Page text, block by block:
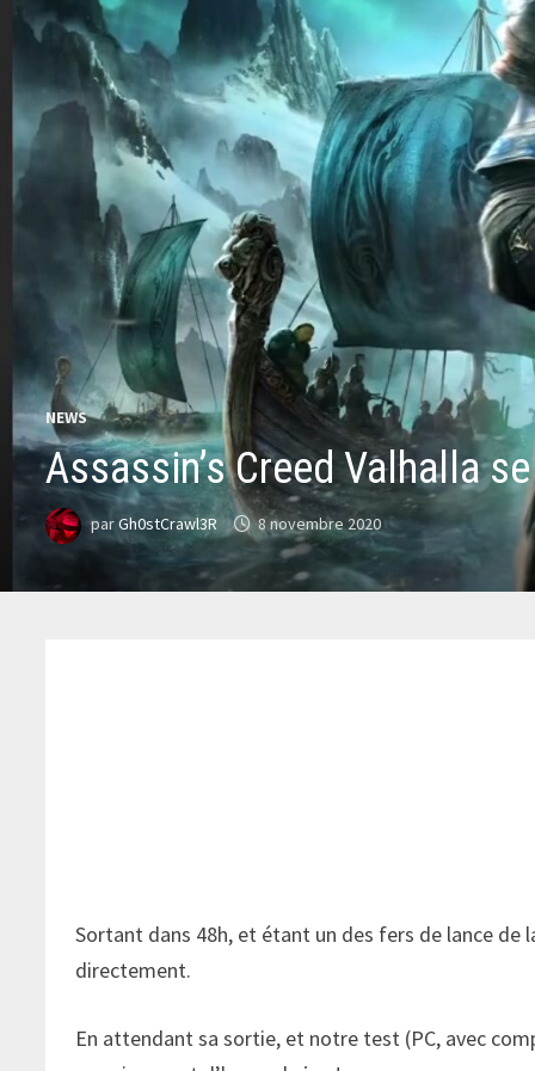
NEWS
Assassin’s Creed Valhalla
parGh0stCrawl3R 8 novembre 2020
Sortant dans 48h, et étant un des fers de lance de
directement.
En attendant sa sortie, et notre test (PC, avec